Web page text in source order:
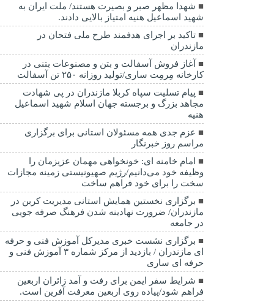
شهدا مظهر صبر و بصیرت هستند/ ملت ایران به
شهید اسماعیل هنیه امتیاز بالایی دادند.
تاکید بر اجرای هدفمند طرح ملی فتحان در
مازندران
آغاز فروش آسفالت و بتن و مصنوعات بتنی در
کارخانه مِرمِت ساری/تولید روزانه ۲۵۰ تن آسفالت
پیام تسلیت سپاه کربلا مازندران در پی شهادت
مجاهد بزرگ و برجسته جهان اسلام شهید اسماعیل
هنیه
عزم جدی همه مسئولان استانی برای برگزاری
مراسم روز خبرنگار
امام خامنه ای: خونخواهی مهمان عزیزمان را
وظیفه خود می‌دانیم/رژیم صهیونیستی زمینه مجازات
سخت را برای خود فراهم ساخت
برگزاری نخستین همایش استانی مدیریت کربن در
مازندران/ ضرورت نهادینه شدن فرهنگ صرفه جویی
در جامعه
برگزاری نشست خبری مدیرکل آموزش فنی و حرفه
ای مازندران / بازدید از مرکز شماره ۳ آموزش فنی و
حرفه ای ساری
شرایط سفر ایمن برای رفت و آمد زائران اربعین
فراهم شود/پیاده روی اربعین معرفت آفرین است.